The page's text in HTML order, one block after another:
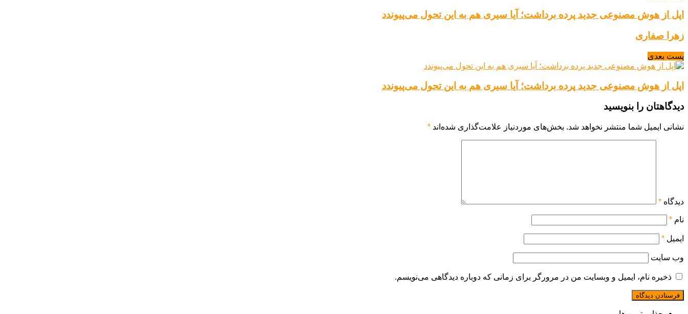
اپل از هوش مصنوعی جدید پرده برداشت؛ آیا سیری هم به این تحول می‌پیوندد
زهرا صفاری
پست بعدی
اپل از هوش مصنوعی جدید پرده برداشت؛ آیا سیری هم به این تحول می‌پیوندد
دیدگاهتان را بنویسید
نشانی ایمیل شما منتشر نخواهد شد. بخش‌های موردنیاز علامت‌گذاری شده‌اند *
دیدگاه *
نام *
ایمیل *
وب‌ سایت
ذخیره نام، ایمیل و وبسایت من در مرورگر برای زمانی که دوباره دیدگاهی می‌نویسم.